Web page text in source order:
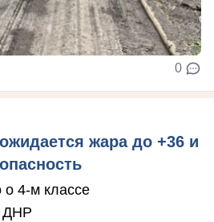
0
жара до +36 и
4-м классе
ДНР